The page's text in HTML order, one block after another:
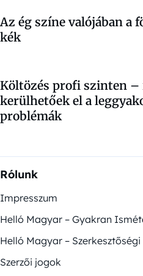
Az ég színe valójában a
kék
Költözés profi szinten –
kerülhetőek el a
problémák
Rólunk
Impresszum
Helló Magyar – Gyakran
Helló Magyar –
Szerzői jogok